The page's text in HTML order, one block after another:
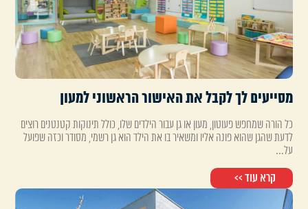
מסייעים לך לקבל את האישור הראשוני למעון
כל הורה שמחפש פעוטון, מעון או גן עבור הילדים שלו, כולל תינוקות קטנטנים רוצים
לדעת שהגן שהוא פונה אליו ומשאיר בו את הילד הוא גן רשמי, מסודר וכזה שפועל
על...
קרא עוד >>